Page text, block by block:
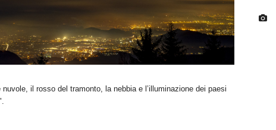
il rosso del tramonto, la nebbia e l’illuminazione dei paesi